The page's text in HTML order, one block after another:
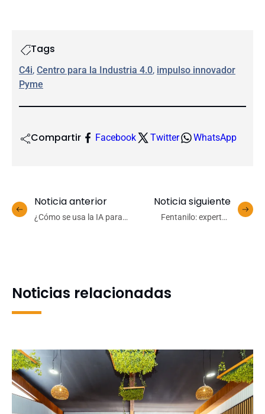
Tags
C4i, Centro para la Industria 4.0, impulso innovador
Pyme
Compartir Facebook Twitter WhatsApp
Noticia anterior
¿Cómo se usa la IA para
Noticia siguiente
Fentanilo: expertos
Noticias relacionadas